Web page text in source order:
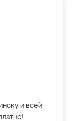
и всей